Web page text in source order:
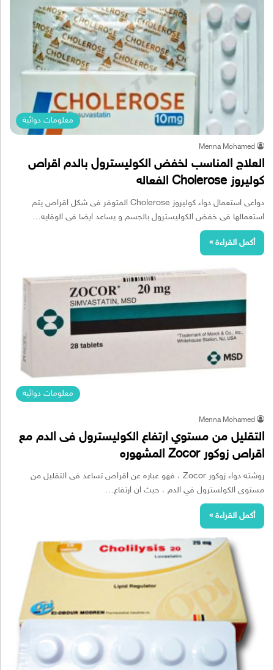
معلومات دوائية
Menna Mohamed
العلاج المناسب لخفض الكوليسترول بالدم اقراص
كوليروز Cholerose الفعاله
دواعى استعمال دواء كوليروز Cholerose المتوفر فى شكل اقراص يتم
استعمالها فى خفض الكوليسترول بالجسم و يساعد ايضا فى الوقايه…
أكمل القراءة »
معلومات دوائية
Menna Mohamed
التقليل من مستوي ارتفاع الكوليسترول فى الدم مع
اقراص زوكور Zocor المشهوره
روشته دواء زوكور Zocor ، فهو عباره عن اقراص تساعد فى التقليل من
مستوى الكولسترول في الدم ، حيث ان ارتفاع…
أكمل القراءة »